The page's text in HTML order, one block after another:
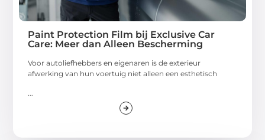
Paint Protection Film bij Exclusive Car
Care: Meer dan Alleen Bescherming
Voor autoliefhebbers en eigenaren is de exterieur
afwerking van hun voertuig niet alleen een esthetisch